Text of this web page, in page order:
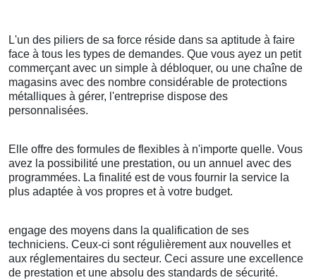
L'un des piliers de sa force réside dans sa aptitude à faire
face à tous les types de demandes. Que vous ayez un petit
commerçant avec un simple à débloquer, ou une chaîne de
magasins avec des nombre considérable de protections
métalliques à gérer, l'entreprise dispose des
personnalisées.
Elle offre des formules de flexibles à n'importe quelle. Vous
avez la possibilité une prestation, ou un annuel avec des
programmées. La finalité est de vous fournir la service la
plus adaptée à vos propres et à votre budget.
engage des moyens dans la qualification de ses
techniciens. Ceux-ci sont régulièrement aux nouvelles et
aux réglementaires du secteur. Ceci assure une excellence
de prestation et une absolu des standards de sécurité.